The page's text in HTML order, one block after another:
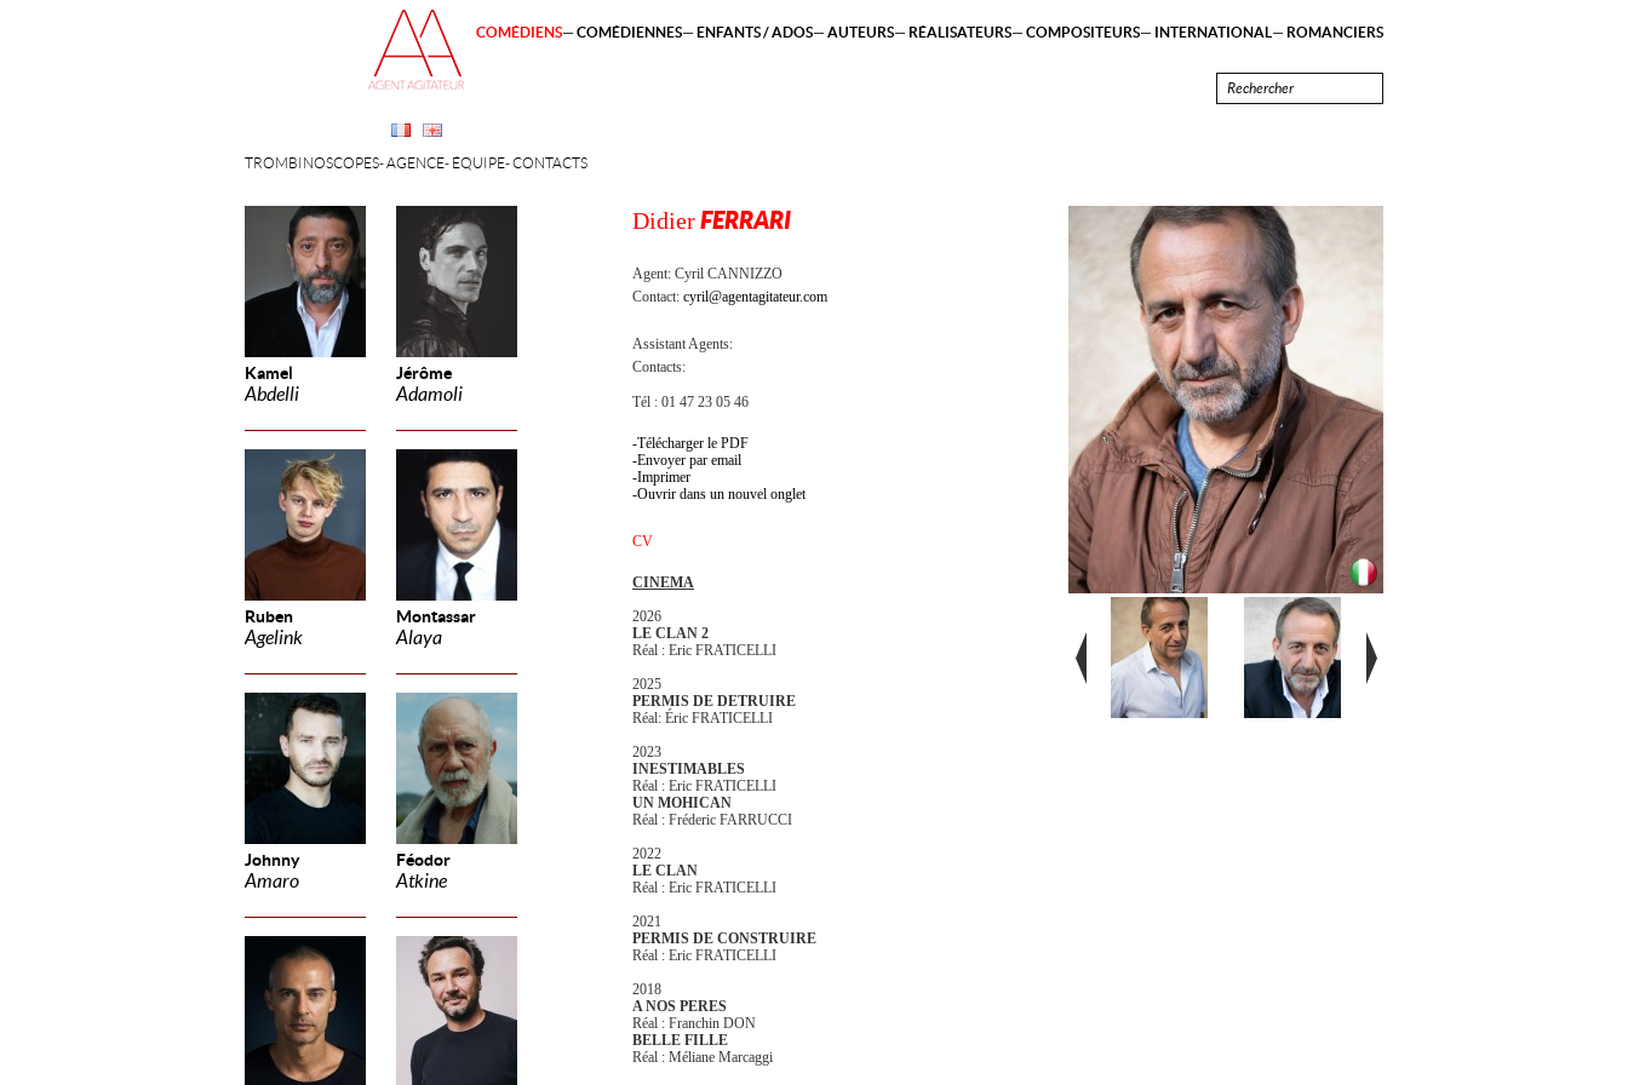
Kamel
Abdelli
Jérôme
Adamoli
Ruben
Agelink
Montassar
Alaya
Johnny
Amaro
Féodor
Atkine
TROMBINOSCOPES AGENCE ÉQUIPE CONTACTS
COMÉDIENS COMÉDIENNES ENFANTS / ADOS AUTEURS RÉALISATEURS COMPOSITEURS INTERNATIONAL ROMANCIERS
DidierFERRARI
Agent: Cyril CANNIZZO
Contact: cyril@agentagitateur.com
Assistant Agents:
Contacts:
Tél : 01 47 23 05 46
Télécharger le PDF
Envoyer par email
Imprimer
Ouvrir dans un nouvel onglet
CV
CINEMA
2026
LE CLAN 2
Réal : Eric FRATICELLI
2025
PERMIS DE DETRUIRE
Réal: Éric FRATICELLI
2023
INESTIMABLES
Réal : Eric FRATICELLI
UN MOHICAN
Réal : Fréderic FARRUCCI
2022
LE CLAN
Réal : Eric FRATICELLI
2021
PERMIS DE CONSTRUIRE
Réal : Eric FRATICELLI
2018
A NOS PERES
Réal : Franchin DON
BELLE FILLE
Réal : Méliane Marcaggi